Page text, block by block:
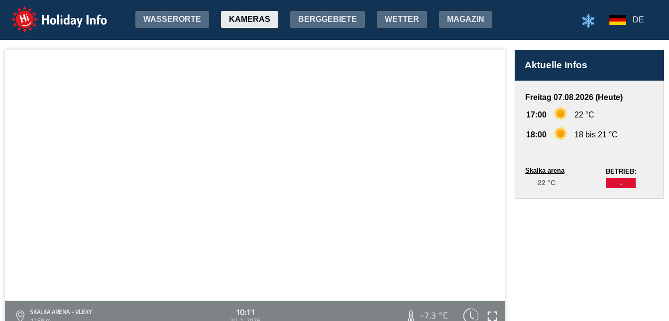
Holiday Info WASSERORTE KAMERAS BERGGEBIETE WETTER MAGAZIN DE
SKALKA ARENA - VLEKY
10:11 -7.3 °C
Aktuelle Infos
Freitag 07.08.2026 (Heute)
17:00 22 °C
18:00 18 bis 21 °C
BETRIEB:
-
Skalka arena
22 °C